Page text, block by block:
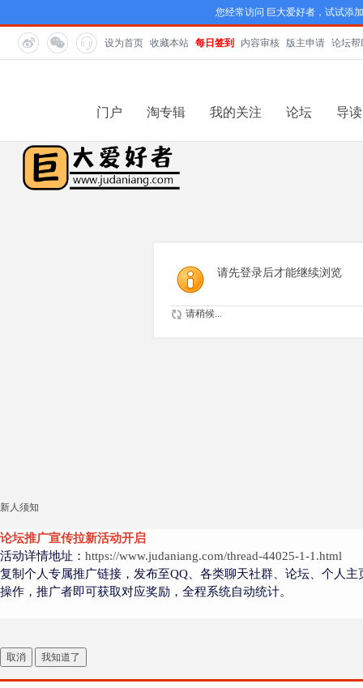
您经常访问 巨大爱好者，试试添
设为首页 收藏本站 每日签到 内容审核 版主申请 论坛帮
门户 淘专辑 我的关注 论坛 导读
请先登录后才能继续浏览
请稍候...
新人须知
论坛推广宣传拉新活动开启
活动详情地址： https://www.judaniang.com/thread-44025-1-1.html
复制个人专属推广链接，发布至QQ、各类聊天社群、论坛、个人
操作，推广者即可获取对应奖励，全程系统自动统计。
取消 我知道了